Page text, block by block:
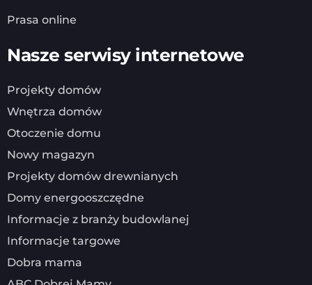
Prasa online
Nasze serwisy internetowe
Projekty domów
Wnętrza domów
Otoczenie domu
Nowy magazyn
Projekty domów drewnianych
Domy energooszczędne
Informacje z branży budowlanej
Informacje targowe
Dobra mama